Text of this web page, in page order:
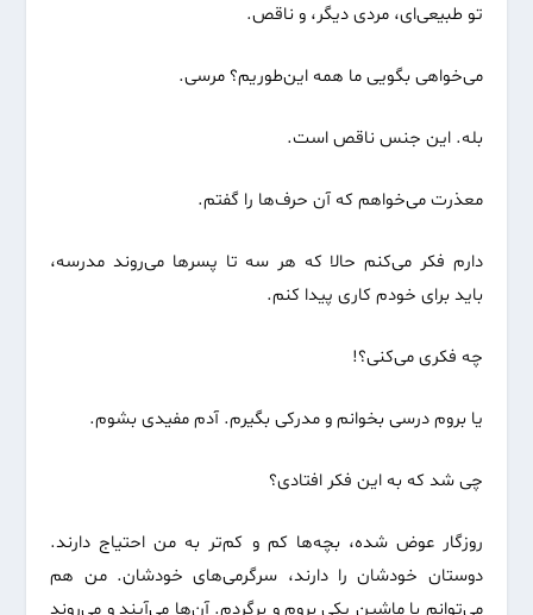
تو طبیعی‌ای، مردی دیگر، و ناقص.
می‌خواهی بگویی ما همه این‌طوریم؟ مرسی.
بله. این جنس ناقص است.
معذرت می‌خواهم که آن حرف‌ها را گفتم.
دارم فکر می‌کنم حالا که هر سه تا پسرها می‌روند مدرسه،
باید برای خودم کاری پیدا کنم.
چه فکری می‌کنی؟!
یا بروم درسی بخوانم و مدرکی بگیرم. آدم مفیدی بشوم.
چی شد که به این فکر افتادی؟
روزگار عوض شده، بچه‌ها کم و کم‌تر به من احتیاج دارند.
دوستان خودشان را دارند، سرگرمی‌های خودشان. من هم
می‌توانم با ماشین یکی بروم و برگردم. آن‌ها می‌آیند و می‌روند